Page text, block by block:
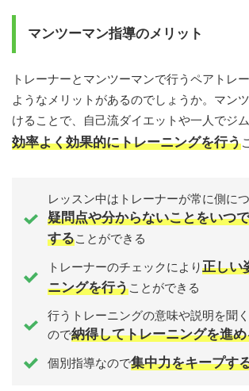
マンツーマン指導のメリット
トレーナーとマンツーマンで行うペアトレ
ようなメリットがあるのでしょうか。マン
けることで、自己流ダイエットや一人でジ
効率よく効果的にトレーニングを行う
レッスン中はトレーナーが常に側に
疑問点や分からないことをいつ
することができる
トレーナーのチェックにより正しい
ニングを行うことができる
行うトレーニングの意味や説明を聞
ので納得してトレーニングを進
個別指導なので集中力をキープす